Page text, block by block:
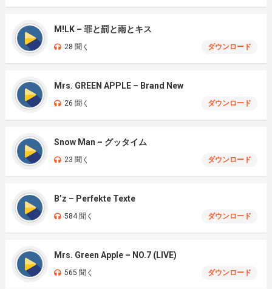
M!LK – 罪と罰と雨とキス
28 聞く ダウンロード
Mrs. GREEN APPLE – Brand New
26 聞く ダウンロード
Snow Man – グッタイム
23 聞く ダウンロード
B’z – Perfekte Texte
584 聞く ダウンロード
Mrs. Green Apple – NO.7 (LIVE)
565 聞く ダウンロード